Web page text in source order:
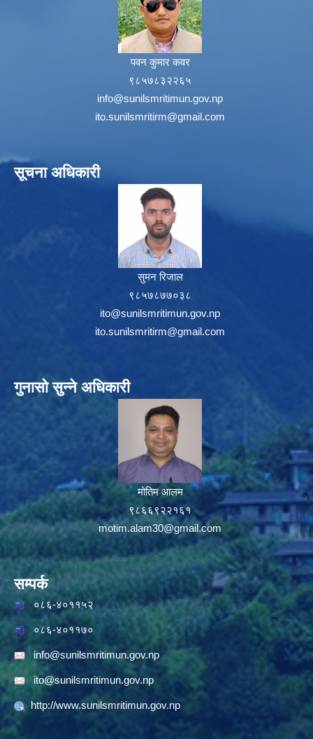
पवन कुमार कवर
९८५७८३२२६५
info@sunilsmritimun.gov.np
ito.sunilsmritirm@gmail.com
सूचना अधिकारी
सुमन रिजाल
९८५७८७७०३८
ito@sunilsmritimun.gov.np
ito.sunilsmritirm@gmail.com
गुनासो सुन्ने अधिकारी
मोतिम आलम
९८६६९२२१६१
motim.alam30@gmail.com
सम्पर्क
०८६-४०११५२
०८६-४०११७०
info@sunilsmritimun.gov.np
ito@sunilsmritimun.gov.np
http://www.sunilsmritimun.gov.np